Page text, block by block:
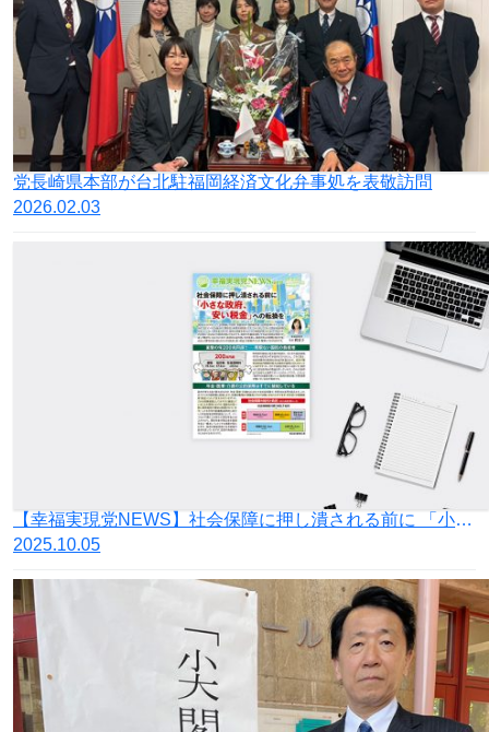
党長崎県本部が台北駐福岡経済文化弁事処を表敬訪問
2026.02.03
【幸福実現党NEWS】社会保障に押し潰される前に 「小さな政府、安い税金」への転換を
2025.10.05